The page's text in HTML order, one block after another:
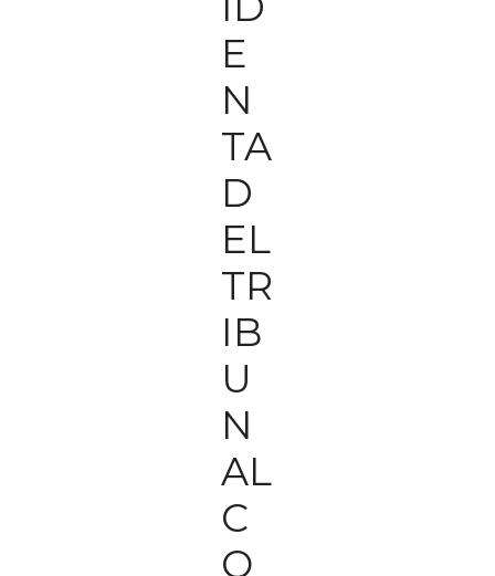
E
N
TA
D
EL
TR
IB
U
N
AL
C
O